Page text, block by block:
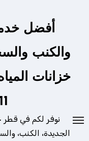
أفضل
والكنب
خزانات
نوفر لكم في قطر
الجديدة، الكنب،